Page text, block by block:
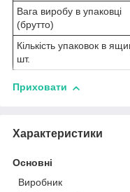
Вага виробу в упаковці
(брутто)
Кількість упаковок в
шт.
Приховати
Характеристики
Основні
Виробник